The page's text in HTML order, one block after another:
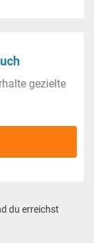
gezielte
du erreichst